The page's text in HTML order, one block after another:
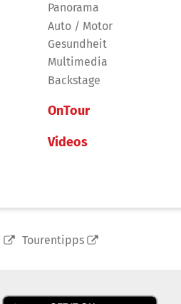
Panorama
Auto / Motor
Gesundheit
Multimedia
Backstage
OnTour
Videos
Tourentipps